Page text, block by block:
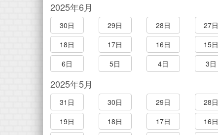
2025年6月
30日 29日 28日 27日
18日
17日 16日 15日
6日
5日 4日 3日
2025年5月
31日 30日 29日 28日
19日
18日 17日 16日